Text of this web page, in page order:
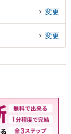
変更
変更